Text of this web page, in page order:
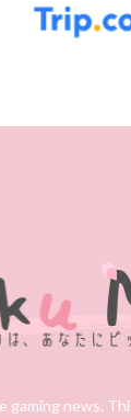
gaming news.